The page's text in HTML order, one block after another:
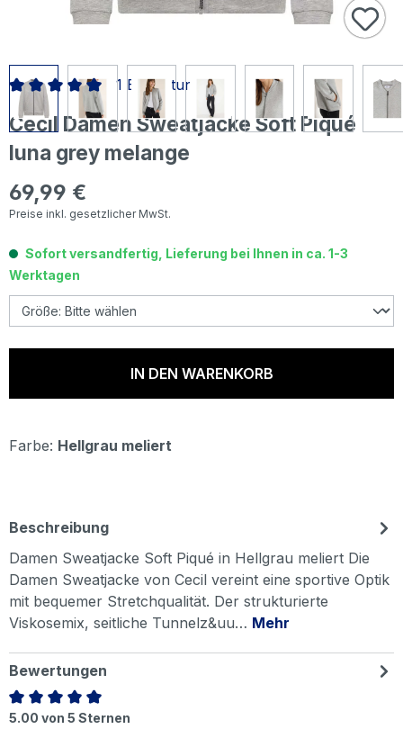
Cecil Damen Sweatjacke Soft Piqué
luna grey melange
Regulärer Preis:
69,99 €
Preise inkl. gesetzlicher MwSt.
Durchschnittliche Bewertung von 5 von 5 Sternen
1 Bewertung
Sofort versandfertig, Lieferung bei Ihnen in ca. 1-3
Werktagen
IN DEN WARENKORB
Farbe: Hellgrau meliert
Beschreibung
Damen Sweatjacke Soft Piqué in Hellgrau meliert Die
Damen Sweatjacke von Cecil vereint eine sportive Optik
mit bequemer Stretchqualität. Der strukturierte
Viskosemix, seitliche Tunnelz&uu… Mehr
Bewertungen
Durchschnittliche Bewertung von 5 von 5 Sternen
5.00 von 5 Sternen